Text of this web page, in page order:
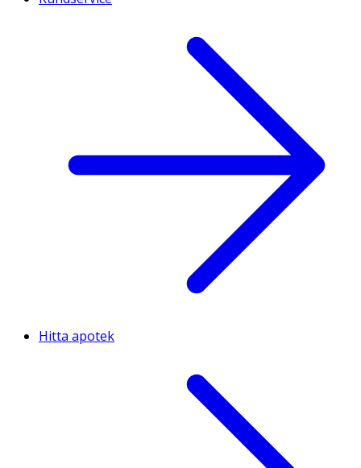
Hitta apotek